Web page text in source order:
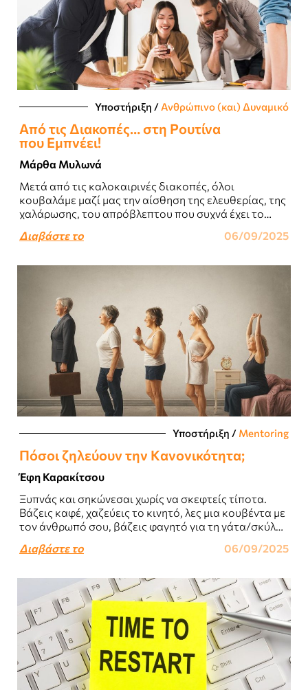
Υποστήριξη / Ανθρώπινο (και) Δυναμικό
Aπό τις Διακοπές… στη Ρουτίνα
που Εμπνέει!
Μάρθα Μυλωνά
Μετά από τις καλοκαιρινές διακοπές, όλοι
κουβαλάμε μαζί μας την αίσθηση της ελευθερίας, της
χαλάρωσης, του απρόβλεπτου που συχνά έχει το
Διαβάστε το 06/09/2025
Υποστήριξη / Mentoring
Πόσοι ζηλεύουν την Kανονικότητα;
Έφη Καρακίτσου
Ξυπνάς και σηκώνεσαι χωρίς να σκεφτείς τίποτα.
Βάζεις καφέ, χαζεύεις το κινητό, λες μια κουβέντα με
τον άνθρωπό σου, βάζεις φαγητό για τη γάτα/σκύλο
Διαβάστε το 06/09/2025